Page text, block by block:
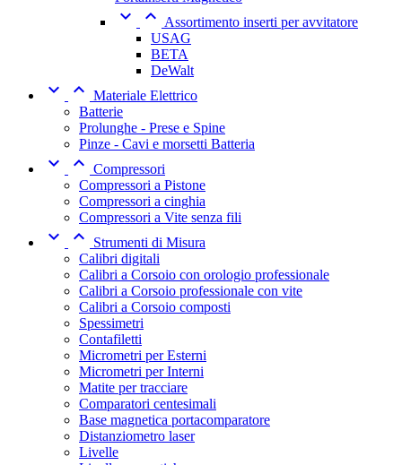
  Assortimento inserti per avvitatore
USAG
BETA
DeWalt
  Materiale Elettrico
Batterie
Prolunghe - Prese e Spine
Pinze - Cavi e morsetti Batteria
  Compressori
Compressori a Pistone
Compressori a cinghia
Compressori a Vite senza fili
 
Strumenti di Misura
Calibri digitali
Calibri a Corsoio con orologio professionale
Calibri a Corsoio professionale con vite
Calibri a Corsoio composti
Spessimetri
Contafiletti
Micrometri per Esterni
Micrometri per Interni
Matite per tracciare
Comparatori centesimali
Base magnetica portacomparatore
Distanziometro laser
Livelle